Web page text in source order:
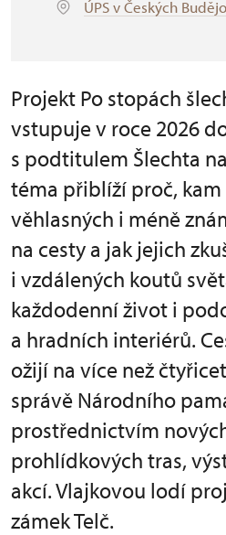
ÚPS v Českých
Projekt Po stopách
vstupuje v roce 2026
s podtitulem Šlechta
téma přiblíží proč, kam
věhlasných i méně
na cesty a jak jejich
i vzdálených koutů
každodenní život i
a hradních interiérů.
ožijí na více než
správě Národního
prostřednictvím
prohlídkových tras,
akcí. Vlajkovou lodí
zámek Telč.